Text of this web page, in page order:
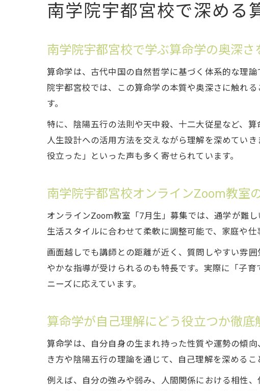
自
算命学
7
7月生募
自
南
伝
算
南学院宇都宮校で深める
南学院宇都宮校で学ぶ算命学の奥深さ
算命学は、古代中国の自然哲学に基づく体系的な理
院宇都宮校では、この算命学の本質や奥深さに触れ
す。
特に、陰陽五行の法則や天中殺、十二大従星など、
人生設計への活用方法を交えながら理解を深めてい
役立った」といった声も多く寄せられています。
南学院宇都宮校オンラインZoom教室
オンラインZoom教室「7月生」募集では、通学が難
生活スタイルに合わせて柔軟に調整可能で、家庭や仕
画面越しでも講師との距離が近く、質問しやすい雰
やかな指導が受けられるのも特長です。実際に「子
ニーズに応えています。
算命学が自己理解にどう役立つか徹底
算命学は、自分自身の生まれ持った性質や運勢の傾
き方や陰陽五行の理論を通じて、自己理解を深めるこ
例えば、自分の強みや弱み、人間関係における相性